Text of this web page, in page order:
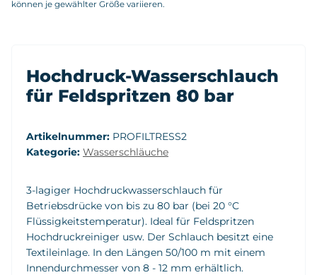
können je gewählter Größe variieren.
Hochdruck-Wasserschlauch
für Feldspritzen 80 bar
Artikelnummer: PROFILTRESS2
Kategorie: Wasserschläuche
3-lagiger Hochdruckwasserschlauch für
Betriebsdrücke von bis zu 80 bar (bei 20 °C
Flüssigkeitstemperatur). Ideal für Feldspritzen
Hochdruckreiniger usw. Der Schlauch besitzt eine
Textileinlage. In den Längen 50/100 m mit einem
Innendurchmesser von 8 - 12 mm erhältlich.